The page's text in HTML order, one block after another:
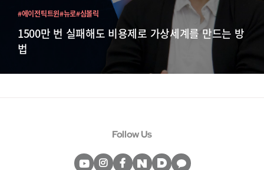
1500만 번 실패해도 비용제로 가상세계를 만드는 방
법
#에이전틱트윈#뉴로#심볼릭
Follow Us